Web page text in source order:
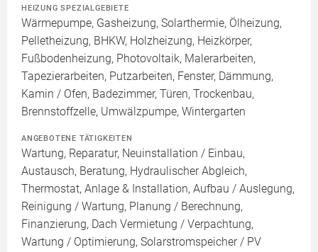
HEIZUNG SPEZIALGEBIETE
Wärmepumpe, Gasheizung, Solarthermie, Ölheizung,
Pelletheizung, BHKW, Holzheizung, Heizkörper,
Fußbodenheizung, Photovoltaik, Malerarbeiten,
Tapezierarbeiten, Putzarbeiten, Fenster, Dämmung,
Kamin / Ofen, Badezimmer, Türen, Trockenbau,
Brennstoffzelle, Umwälzpumpe, Wintergarten
ANGEBOTENE TÄTIGKEITEN
Wartung, Reparatur, Neuinstallation / Einbau,
Austausch, Beratung, Hydraulischer Abgleich,
Thermostat, Anlage & Installation, Aufbau / Auslegung,
Reinigung / Wartung, Planung / Berechnung,
Finanzierung, Dach Vermietung / Verpachtung,
Wartung / Optimierung, Solarstromspeicher / PV